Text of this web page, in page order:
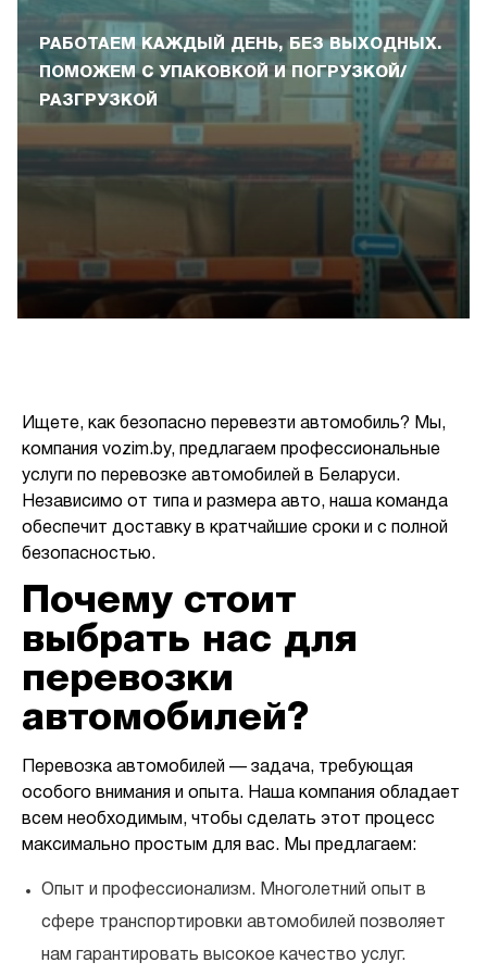
РАБОТАЕМ КАЖДЫЙ ДЕНЬ, БЕЗ ВЫХОДНЫХ.
ПОМОЖЕМ С УПАКОВКОЙ И ПОГРУЗКОЙ/
РАЗГРУЗКОЙ
Ищете, как безопасно перевезти автомобиль? Мы,
компания vozim.by, предлагаем профессиональные
услуги по перевозке автомобилей в Беларуси.
Независимо от типа и размера авто, наша команда
обеспечит доставку в кратчайшие сроки и с полной
безопасностью.
Почему стоит
выбрать нас для
перевозки
автомобилей?
Перевозка автомобилей — задача, требующая
особого внимания и опыта. Наша компания обладает
всем необходимым, чтобы сделать этот процесс
максимально простым для вас. Мы предлагаем:
Опыт и профессионализм. Многолетний опыт в
сфере транспортировки автомобилей позволяет
нам гарантировать высокое качество услуг.